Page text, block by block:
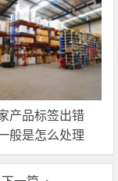
产品标签出错
般是怎么处理